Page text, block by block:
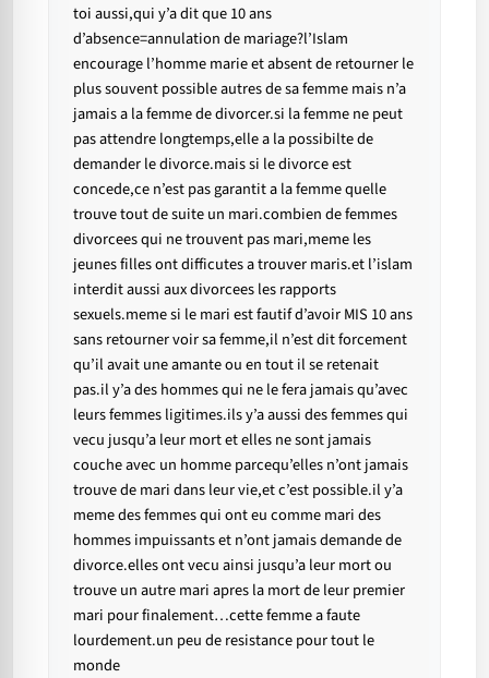
toi aussi,qui y’a dit que 10 ans
d’absence=annulation de mariage?l’Islam
encourage l’homme marie et absent de retourner le
plus souvent possible autres de sa femme mais n’a
jamais a la femme de divorcer.si la femme ne peut
pas attendre longtemps,elle a la possibilte de
demander le divorce.mais si le divorce est
concede,ce n’est pas garantit a la femme quelle
trouve tout de suite un mari.combien de femmes
divorcees qui ne trouvent pas mari,meme les
jeunes filles ont difficutes a trouver maris.et l’islam
interdit aussi aux divorcees les rapports
sexuels.meme si le mari est fautif d’avoir MIS 10 ans
sans retourner voir sa femme,il n’est dit forcement
qu’il avait une amante ou en tout il se retenait
pas.il y’a des hommes qui ne le fera jamais qu’avec
leurs femmes ligitimes.ils y’a aussi des femmes qui
vecu jusqu’a leur mort et elles ne sont jamais
couche avec un homme parcequ’elles n’ont jamais
trouve de mari dans leur vie,et c’est possible.il y’a
meme des femmes qui ont eu comme mari des
hommes impuissants et n’ont jamais demande de
divorce.elles ont vecu ainsi jusqu’a leur mort ou
trouve un autre mari apres la mort de leur premier
mari pour finalement…cette femme a faute
lourdement.un peu de resistance pour tout le
monde